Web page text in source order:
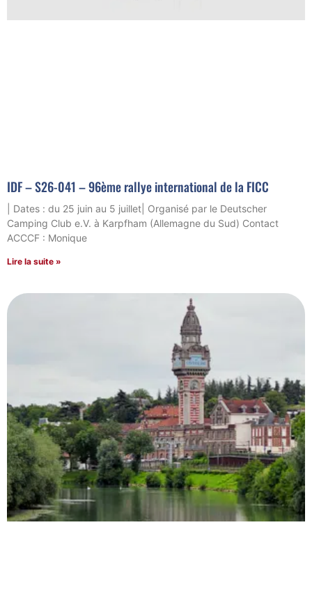
IDF – S26-041 – 96ème rallye international de la FICC
| Dates : du 25 juin au 5 juillet| Organisé par le Deutscher
Camping Club e.V. à Karpfham (Allemagne du Sud) Contact
ACCCF : Monique
Lire la suite »